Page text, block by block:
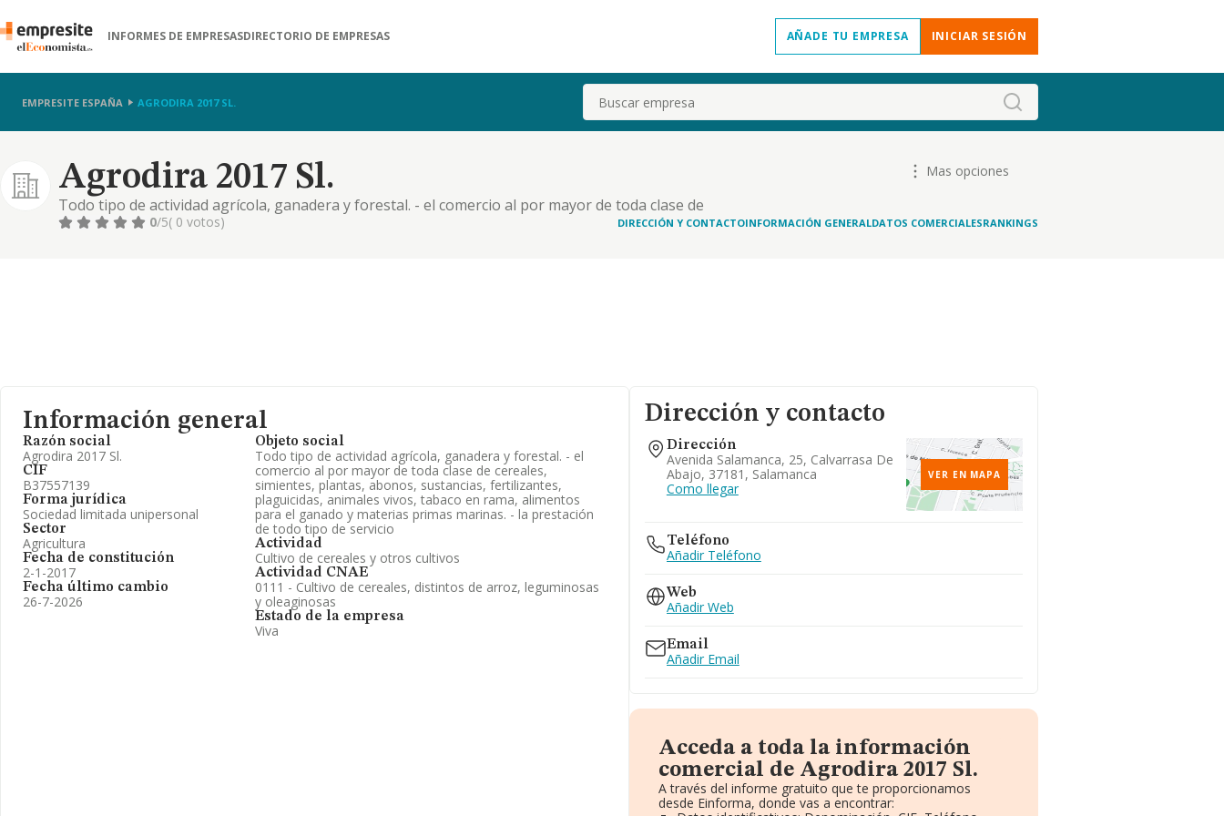
INFORMES DE EMPRESASDIRECTORIO DE EMPRESAS AÑADE TU EMPRESA INICIAR SESIÓN
EMPRESITE ESPAÑA AGRODIRA 2017 SL. Buscar
Agrodira 2017 Sl.
Todo tipo de actividad agrícola, ganadera y forestal. - el comercio al por mayor de toda clase de
cereales, simientes, plantas, abonos, sustancias, fertilizantes, plaguicidas, animales vivos, tabaco en
Mas opciones
0/5( 0 votos) DIRECCIÓN Y CONTACTOINFORMACIÓN GENERALDATOS COMERCIALESRANKINGS
Información general
Razón social
Agrodira 2017 Sl.
CIF
B37557139
Forma jurídica
Sociedad limitada unipersonal
Sector
Agricultura
Fecha de constitución
2-1-2017
Fecha último cambio
26-7-2026
Objeto social
Todo tipo de actividad agrícola, ganadera y forestal. - el
comercio al por mayor de toda clase de cereales,
simientes, plantas, abonos, sustancias, fertilizantes,
plaguicidas, animales vivos, tabaco en rama, alimentos
para el ganado y materias primas marinas. - la prestación
de todo tipo de servicio
Actividad
Cultivo de cereales y otros cultivos
Actividad CNAE
0111 - Cultivo de cereales, distintos de arroz, leguminosas
y oleaginosas
Estado de la empresa
Viva
Dirección y contacto
Dirección
Avenida Salamanca, 25, Calvarrasa De
Abajo, 37181, Salamanca
Como llegar
VER EN MAPA
Teléfono
Añadir Teléfono
Web
Añadir Web
Email
Añadir Email
Acceda a toda la información
comercial de Agrodira 2017 Sl.
A través del informe gratuito que te proporcionamos
desde Einforma, donde vas a encontrar: